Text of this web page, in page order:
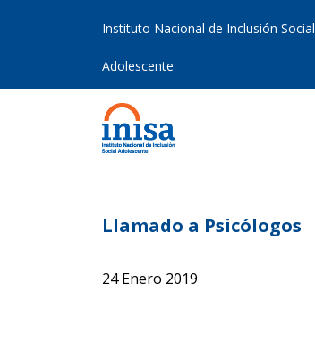
Instituto Nacional de Inclusión Social
Adolescente
Llamado a Psicólogos
24 Enero 2019